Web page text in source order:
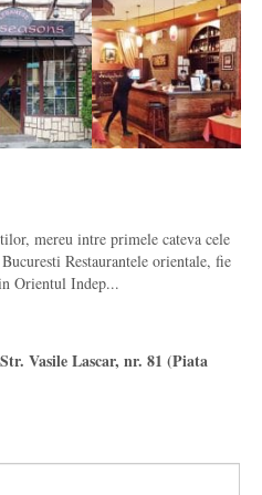
mereu intre primele cateva cele
Restaurantele orientale, fie
Orientul Indep...
Vasile Lascar, nr. 81 (Piata